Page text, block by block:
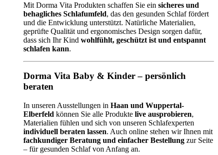
Mit Dorma Vita Produkten schaffen Sie ein sicheres und
behagliches Schlafumfeld, das den gesunden Schlaf fördert
und die Entwicklung unterstützt. Natürliche Materialien,
geprüfte Qualität und ergonomisches Design sorgen dafür,
dass sich Ihr Kind wohlfühlt, geschützt ist und entspannt
schlafen kann.
Dorma Vita Baby & Kinder – persönlich
beraten
In unseren Ausstellungen in Haan und Wuppertal-
Elberfeld können Sie alle Produkte live ausprobieren,
Materialien fühlen und sich von unseren Schlafexperten
individuell beraten lassen. Auch online stehen wir Ihnen mit
fachkundiger Beratung und einfacher Bestellung zur Seite
– für gesunden Schlaf von Anfang an.